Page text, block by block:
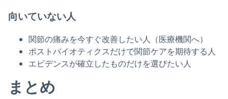
向いていない人
関節の痛みを今すぐ改善したい人（医療機関へ）
ポストバイオティクスだけで関節ケアを期待する人
エビデンスが確立したものだけを選びたい人
まとめ